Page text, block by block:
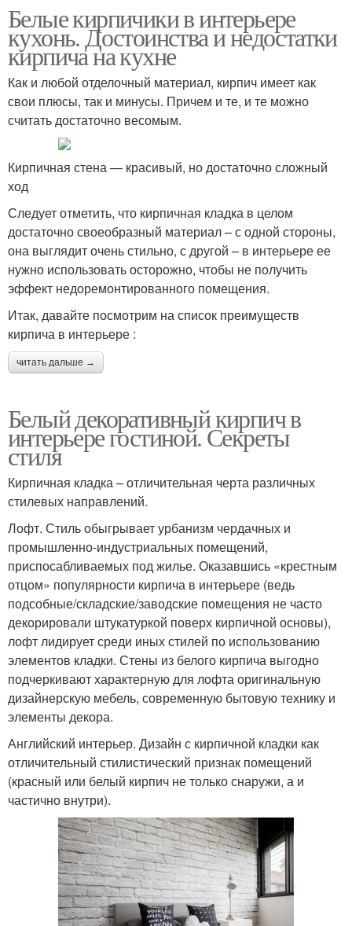
Белые кирпичики в интерьере
кухонь. Достоинства и недостатки
кирпича на кухне
Как и любой отделочный материал, кирпич имеет как
свои плюсы, так и минусы. Причем и те, и те можно
считать достаточно весомым.
Кирпичная стена — красивый, но достаточно сложный
ход
Следует отметить, что кирпичная кладка в целом
достаточно своеобразный материал – с одной стороны,
она выглядит очень стильно, с другой – в интерьере ее
нужно использовать осторожно, чтобы не получить
эффект недоремонтированного помещения.
Итак, давайте посмотрим на список преимуществ
кирпича в интерьере :
читать дальше →
Белый декоративный кирпич в
интерьере гостиной. Секреты
стиля
Кирпичная кладка – отличительная черта различных
стилевых направлений.
Лофт. Стиль обыгрывает урбанизм чердачных и
промышленно-индустриальных помещений,
приспосабливаемых под жилье. Оказавшись «крестным
отцом» популярности кирпича в интерьере (ведь
подсобные/складские/заводские помещения не часто
декорировали штукатуркой поверх кирпичной основы),
лофт лидирует среди иных стилей по использованию
элементов кладки. Стены из белого кирпича выгодно
подчеркивают характерную для лофта оригинальную
дизайнерскую мебель, современную бытовую технику и
элементы декора.
Английский интерьер. Дизайн с кирпичной кладки как
отличительный стилистический признак помещений
(красный или белый кирпич не только снаружи, а и
частично внутри).